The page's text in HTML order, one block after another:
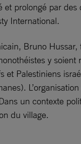
prolongé par
International.
Bruno
y
et Palestiniens
un contexte
du village.